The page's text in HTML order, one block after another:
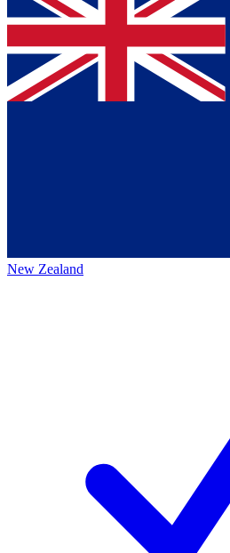
New Zealand